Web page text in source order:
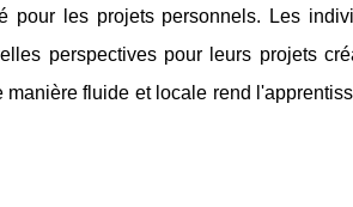
pour les projets personnels. Les
perspectives pour leurs projets
fluide et locale rend